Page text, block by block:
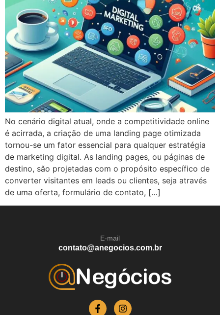
No cenário digital atual, onde a competitividade online
é acirrada, a criação de uma landing page otimizada
tornou-se um fator essencial para qualquer estratégia
de marketing digital. As landing pages, ou páginas de
destino, são projetadas com o propósito específico de
converter visitantes em leads ou clientes, seja através
de uma oferta, formulário de contato, […]
E-mail
contato@anegocios.com.br